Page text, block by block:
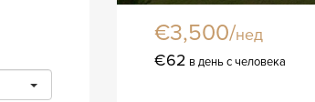
€3,500/нед
€62 в день с человека